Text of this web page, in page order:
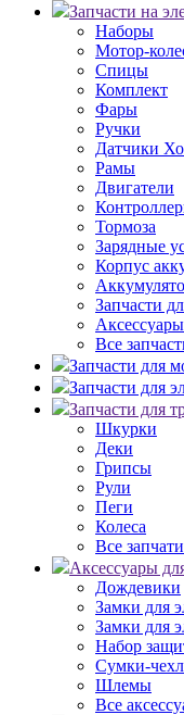
Запчасти на
Наборы
Мотор-
Спицы
Комплект
Фары
Ручки
Датчики
Рамы
Двигатели
Тормоза
Зарядные
Корпус
Запчасти
Все
Запчасти для
Запчасти для
Запчасти для
Шкурки
Деки
Грипсы
Рули
Пеги
Колеса
Все
Аксессуары
Дождевики
Замки для
Замки для
Набор
Сумки-
Шлемы
Все